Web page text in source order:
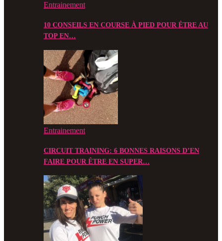
Entrainement
10 CONSEILS EN COURSE À PIED POUR ÊTRE AU
TOP EN…
Entrainement
CIRCUIT TRAINING: 6 BONNES RAISONS D’EN
FAIRE POUR ÊTRE EN SUPER…